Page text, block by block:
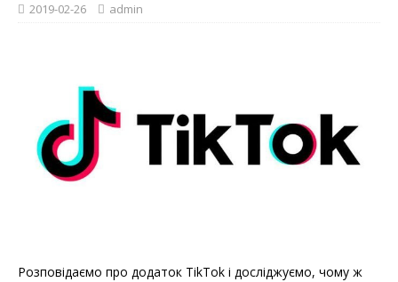
2019-02-26 admin
Розповідаємо про додаток TikTok і досліджуємо, чому ж